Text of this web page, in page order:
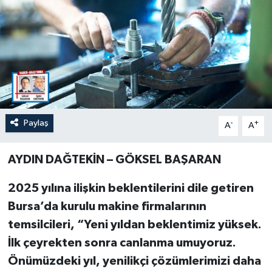
Paylaş A- A+
AYDIN DAĞTEKİN – GÖKSEL BAŞARAN
2025 yılına ilişkin beklentilerini dile getiren
Bursa’da kurulu makine firmalarının
temsilcileri, “Yeni yıldan beklentimiz yüksek.
İlk çeyrekten sonra canlanma umuyoruz.
Önümüzdeki yıl, yenilikçi çözümlerimizi daha